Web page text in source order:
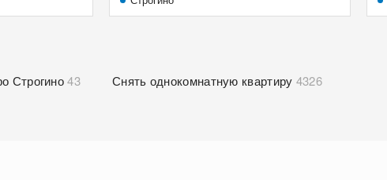
Строгино 43 Снять однокомнатную квартиру 4326